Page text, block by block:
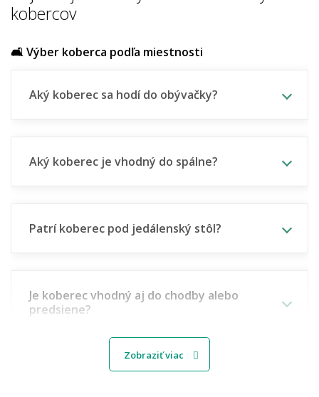
kobercov
🛋️ Výber koberca podľa miestnosti
Aký koberec sa hodí do obývačky?
Aký koberec je vhodný do spálne?
Patrí koberec pod jedálenský stôl?
Je koberec vhodný aj do chodby alebo
predsiene?
Aký koberec vybrať do detskej izbičky?
Zobraziť viac